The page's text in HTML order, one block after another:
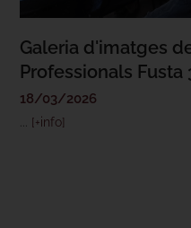
Galeria d'imatges
Professionals Fusta
18/03/2026
[+info]